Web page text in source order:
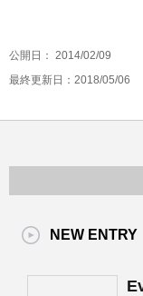
公開日： 2014/02/09
最終更新日：2018/05/06
NEW ENTRY